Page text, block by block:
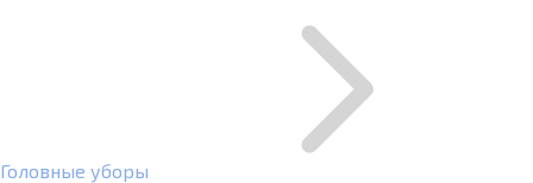
Головные уборы